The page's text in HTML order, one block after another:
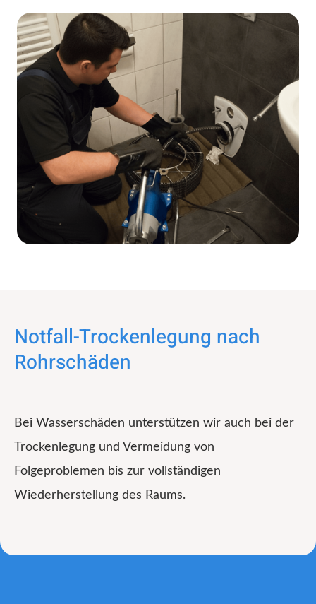
Notfall-Trockenlegung nach
Rohrschäden
Bei Wasserschäden unterstützen wir auch bei der
Trockenlegung und Vermeidung von
Folgeproblemen bis zur vollständigen
Wiederherstellung des Raums.